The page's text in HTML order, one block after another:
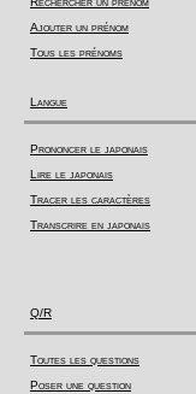
Ajouter un prénom
Tous les prénoms
Langue
Prononcer le japonais
Lire le japonais
Tracer les caractères
Transcrire en japonais
Q/R
Toutes les questions
Poser une question